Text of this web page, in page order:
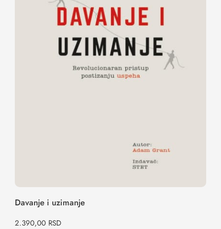
Davanje i uzimanje
Davanje i uzimanje
2.390,00 RSD